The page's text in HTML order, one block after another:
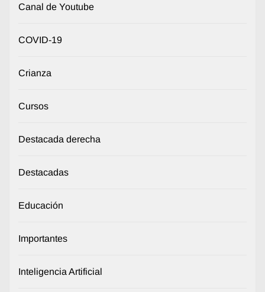
Canal de Youtube
COVID-19
Crianza
Cursos
Destacada derecha
Destacadas
Educación
Importantes
Inteligencia Artificial